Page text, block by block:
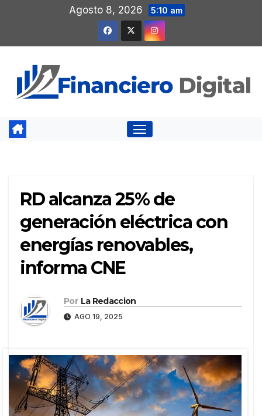
contenido
Agosto 8, 2026 5:10 am
RD alcanza 25% de
generación eléctrica con
energías renovables,
informa CNE
Por La Redaccion
AGO 19, 2025